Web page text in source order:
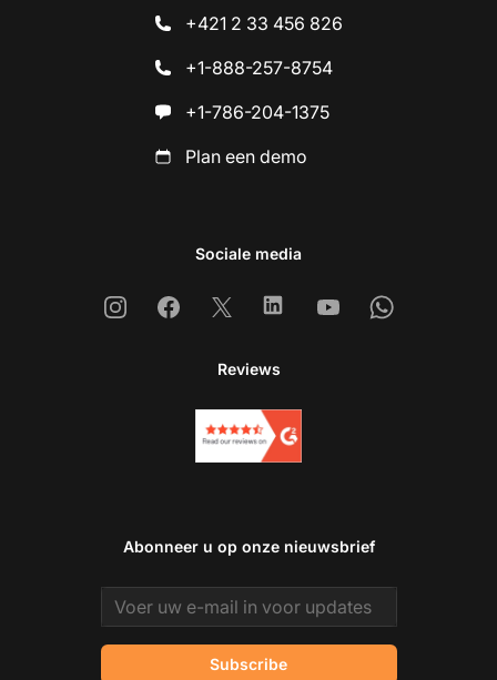
+421 2 33 456 826
+1-888-257-8754
+1-786-204-1375
Plan een demo
Sociale media
InstagramFacebook
X LinkedinYoutubeWhatsapp
Reviews
Abonneer u op onze nieuwsbrief
Email address
Subscribe